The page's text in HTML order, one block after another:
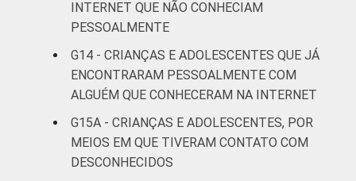
De 13 a 14
32
De 15 a 17
anos
41
RENDA
FAMILIAR
Até 1 SM 31 61
Mais de 1
INTERNET QUE NÃO CONHECIAM
PESSOALMENTE
G14 - CRIANÇAS E ADOLESCENTES QUE JÁ
ENCONTRARAM PESSOALMENTE COM
ALGUÉM QUE CONHECERAM NA INTERNET
G15A - CRIANÇAS E ADOLESCENTES, POR
MEIOS EM QUE TIVERAM CONTATO COM
DESCONHECIDOS